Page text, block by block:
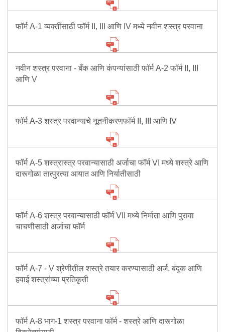
फॉर्म A-1 व्यक्तींसाठी फॉर्म II, III आणि IV मध्ये नवीन शस्त्र परवाना
नवीन शस्त्र परवाना - बँक आणि कंपन्यांसाठी फॉर्म A-2 फॉर्म II, III
आणि V
फॉर्म A-3 शस्त्र परवान्याचे नूतनीकरणफॉर्म II, III आणि IV
फॉर्म A-5 शस्त्रास्त्र परवान्यासाठी अर्जाचा फॉर्म VI मध्ये शस्त्रे आणि
दारूगोळा तात्पुरत्या आयात आणि निर्यातीसाठी
फॉर्म A-6 शस्त्र परवान्यासाठी फॉर्म VII मध्ये निर्माता आणि पुरावा
चाचणीसाठी अर्जाचा फॉर्म
फॉर्म A-7 - V श्रेणीतील शस्त्रे तयार करण्यासाठी अर्ज, बंदुक आणि
हवाई शस्त्रांच्या प्रतिकृती
फॉर्म A-8 भाग-1 शस्त्र परवाना फॉर्म - शस्त्रे आणि दारूगोळा